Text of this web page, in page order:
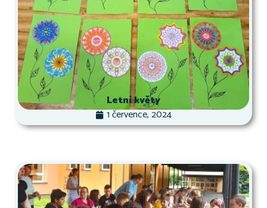
Letní květy
1 července, 2024